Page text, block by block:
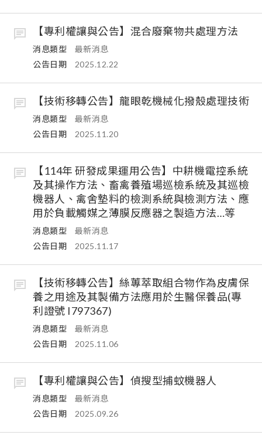
【專利權讓與公告】混合廢棄物共處理方法
消息類型
最新消息
公告日期
2025.12.22
【技術移轉公告】龍眼乾機械化撥殼處理技術
消息類型
最新消息
公告日期
2025.11.20
【114年 研發成果運用公告】中耕機電控系統
及其操作方法、畜禽養殖場巡檢系統及其巡檢
機器人、禽舍墊料的檢測系統與檢測方法、應
用於負載觸媒之薄膜反應器之製造方法…等
消息類型
最新消息
公告日期
2025.11.17
【技術移轉公告】絲蓴萃取組合物作為皮膚保
養之用途及其製備方法應用於生醫保養品(專
利證號 I797367)
消息類型
最新消息
公告日期
2025.11.06
【專利權讓與公告】偵搜型捕蚊機器人
消息類型
最新消息
公告日期
2025.09.26